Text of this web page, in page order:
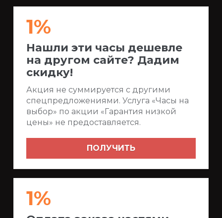
1%
Нашли эти часы дешевле
на другом сайте? Дадим
скидку!
Акция не суммируется с другими
спецпредложениями. Услуга «Часы на
выбор» по акции «Гарантия низкой
цены» не предоставляется.
ПОЛУЧИТЬ
1%